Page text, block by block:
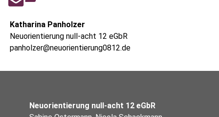
Katharina Panholzer
Neuorientierung null-acht 12 eGbR
panholzer@neuorientierung0812.de
Neuorientierung null-acht 12 eGbR